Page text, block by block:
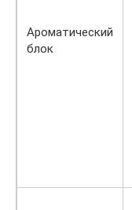
Ароматический
блок